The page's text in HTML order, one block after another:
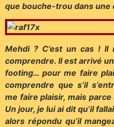
que bouche-trou dans
Mehdi ? C’est un cas !
comprendre. Il est arrivé
footing… pour me faire
comprendre que s’il
me faire plaisir, mais
Un jour, je lui ai dit qu’il
alors répondu qu’il